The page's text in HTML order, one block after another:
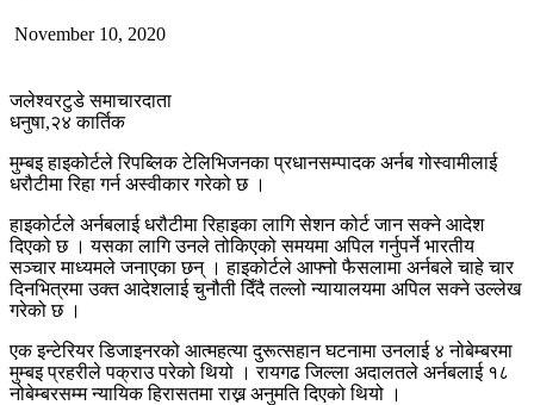
November 10, 2020
जलेश्वरटुडे समाचारदाता
धनुषा,२४ कार्तिक
मुम्बइ हाइकोर्टले रिपब्लिक टेलिभिजनका प्रधानसम्पादक अर्नब गोस्वामीलाई
धरौटीमा रिहा गर्न अस्वीकार गरेको छ ।
हाइकोर्टले अर्नबलाई धरौटीमा रिहाइका लागि सेशन कोर्ट जान सक्ने आदेश
दिएको छ । यसका लागि उनले तोकिएको समयमा अपिल गर्नुपर्ने भारतीय
सञ्चार माध्यमले जनाएका छन् । हाइकोर्टले आफ्नो फैसलामा अर्नबले चाहे चार
दिनभित्रमा उक्त आदेशलाई चुनौती दिँदै तल्लो न्यायालयमा अपिल सक्ने उल्लेख
गरेको छ ।
एक इन्टेरियर डिजाइनरको आत्महत्या दुरूत्सहान घटनामा उनलाई ४ नोबेम्बरमा
मुम्बइ प्रहरीले पक्राउ परेको थियो । रायगढ जिल्ला अदालतले अर्नबलाई १८
नोबेम्बरसम्म न्यायिक हिरासतमा राख्न अनुमति दिएको थियो ।